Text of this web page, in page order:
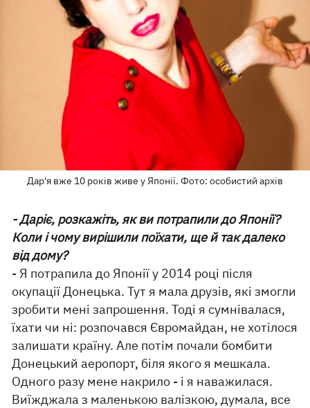
Дар'я вже 10 років живе у Японії. Фото: особистий архів
- Даріє, розкажіть, як ви потрапили до Японії?
Коли і чому вирішили поїхати, ще й так далеко
від дому?
- Я потрапила до Японії у 2014 році після
окупації Донецька. Тут я мала друзів, які змогли
зробити мені запрошення. Тоді я сумнівалася,
їхати чи ні: розпочався Євромайдан, не хотілося
залишати країну. Але потім почали бомбити
Донецький аеропорт, біля якого я мешкала.
Одного разу мене накрило - і я наважилася.
Виїжджала з маленькою валізкою, думала, все